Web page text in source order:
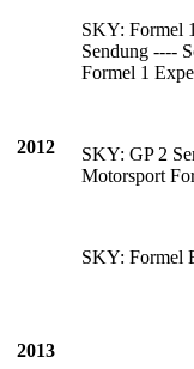
2012
2013
SKY: Formel
Sendung ----
Formel 1
SKY: GP 2
Motorsport
SKY: Formel